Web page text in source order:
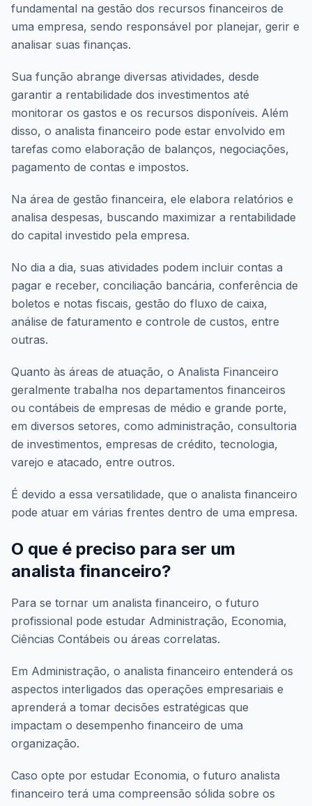
fundamental na gestão dos recursos financeiros de
uma empresa, sendo responsável por planejar, gerir e
analisar suas finanças.
Sua função abrange diversas atividades, desde
garantir a rentabilidade dos investimentos até
monitorar os gastos e os recursos disponíveis. Além
disso, o analista financeiro pode estar envolvido em
tarefas como elaboração de balanços, negociações,
pagamento de contas e impostos.
Na área de gestão financeira, ele elabora relatórios e
analisa despesas, buscando maximizar a rentabilidade
do capital investido pela empresa.
No dia a dia, suas atividades podem incluir contas a
pagar e receber, conciliação bancária, conferência de
boletos e notas fiscais, gestão do fluxo de caixa,
análise de faturamento e controle de custos, entre
outras.
Quanto às áreas de atuação, o Analista Financeiro
geralmente trabalha nos departamentos financeiros
ou contábeis de empresas de médio e grande porte,
em diversos setores, como administração, consultoria
de investimentos, empresas de crédito, tecnologia,
varejo e atacado, entre outros.
É devido a essa versatilidade, que o analista financeiro
pode atuar em várias frentes dentro de uma empresa.
O que é preciso para ser um
analista financeiro?
Para se tornar um analista financeiro, o futuro
profissional pode estudar Administração, Economia,
Ciências Contábeis ou áreas correlatas.
Em Administração, o analista financeiro entenderá os
aspectos interligados das operações empresariais e
aprenderá a tomar decisões estratégicas que
impactam o desempenho financeiro de uma
organização.
Caso opte por estudar Economia, o futuro analista
financeiro terá uma compreensão sólida sobre os